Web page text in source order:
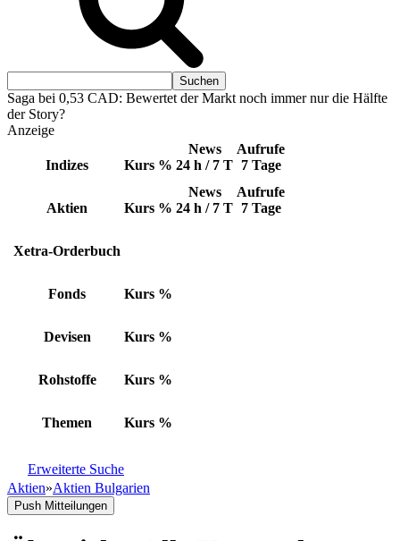
Saga bei 0,53 CAD: Bewertet der Markt noch immer nur die Hälfte
der Story?
Anzeige
Indizes Kurs %
News
24 h / 7 T
Aufrufe
7 Tage
Aktien Kurs %
News
24 h / 7 T
Aufrufe
7 Tage
Xetra-Orderbuch
Fonds Kurs %
Devisen Kurs %
Rohstoffe Kurs %
Themen Kurs %
Erweiterte Suche
Aktien»Aktien Bulgarien
Push Mitteilungen